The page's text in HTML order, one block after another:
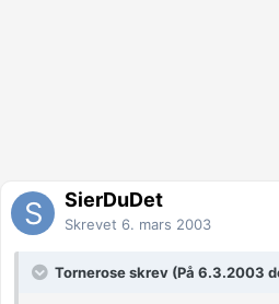
SierDuDet
Skrevet 6. mars 2003
Tornerose skrev (På 6.3.2003